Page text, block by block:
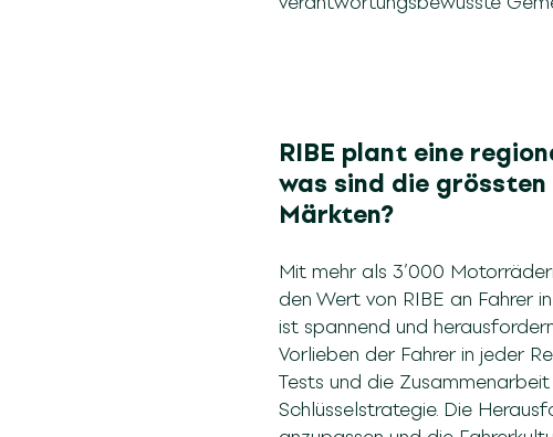
RIBE plant eine
was sind die
Märkten?
Mit mehr als 3’000
den Wert von RIBE an Fahrer
ist spannend und
Vorlieben der Fahrer in jeder
Tests und die
Schlüsselstrategie. Die